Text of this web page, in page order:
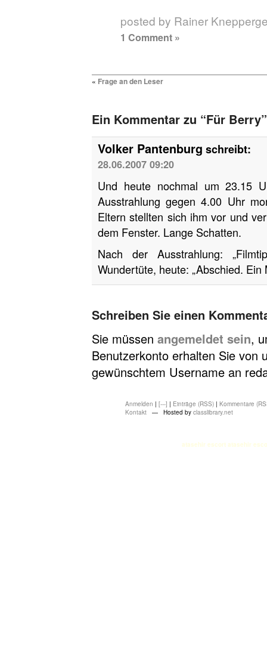
posted by Rainer
1 Comment »
« Frage an den Leser
Ein Kommentar zu “Für Berry”
Volker Pantenburg schreibt:
28.06.2007 09:20
Und heute nochmal um 23.15
Ausstrahlung gegen 4.00 Uhr
Eltern stellten sich ihm vor und
dem Fenster. Lange Schatten.
Nach der Ausstrahlung:
Wundertüte, heute: „Abschied.
Schreiben Sie einen
Sie müssen angemeldet sein,
Benutzerkonto erhalten Sie von
gewünschtem Username an
Anmelden | [---] | Einträge (RSS) | Kommentare
Kontakt — Hosted by classlibrary.net
atasehir escort atasehir